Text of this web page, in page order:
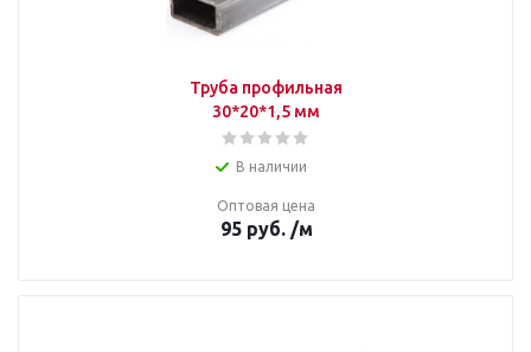
Труба профильная
30*20*1,5 мм
В наличии
Оптовая цена
95руб. /м